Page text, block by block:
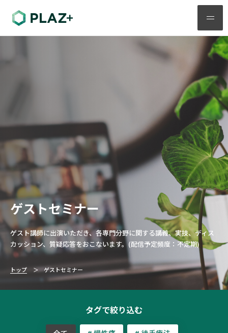
メ
ニ
ュ
ー
ゲストセミナー
ゲスト講師に出演いただき、各専門分野に関する講義、実技、ディス
カッション、質疑応答をおこないます。(配信予定頻度：不定期)
トップ ゲストセミナー
タグで絞り込む